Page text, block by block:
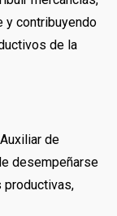
y contribuyendo
de la
de
desempeñarse